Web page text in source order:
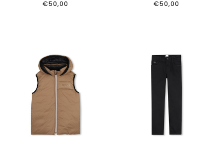
KINDERPYJAMA BLAUW
€50,00
KINDERPYJAMA TAUPE
€50,00